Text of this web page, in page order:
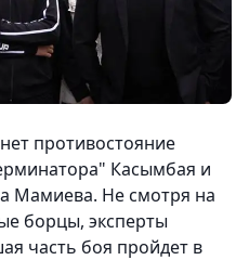
противостояние
Касымбая и
Мамиева. Не смотря на
борцы, эксперты
часть боя пройдет в